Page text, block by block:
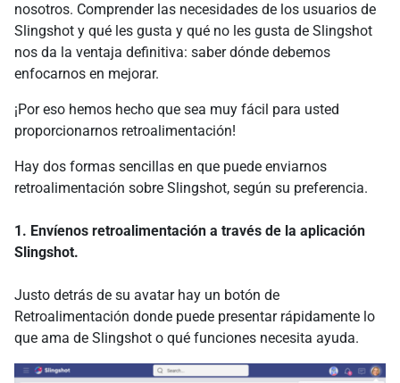
nosotros. Comprender las necesidades de los usuarios de
Slingshot y qué les gusta y qué no les gusta de Slingshot
nos da la ventaja definitiva: saber dónde debemos
enfocarnos en mejorar.
¡Por eso hemos hecho que sea muy fácil para usted
proporcionarnos retroalimentación!
Hay dos formas sencillas en que puede enviarnos
retroalimentación sobre Slingshot, según su preferencia.
1. Envíenos retroalimentación a través de la aplicación
Slingshot.
Justo detrás de su avatar hay un botón de
Retroalimentación donde puede presentar rápidamente lo
que ama de Slingshot o qué funciones necesita ayuda.